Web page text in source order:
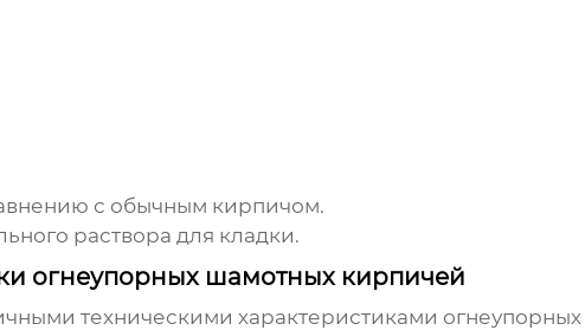
с обычным кирпичом.
раствора для кладки.
огнеупорных шамотных кирпичей
техническими характеристиками